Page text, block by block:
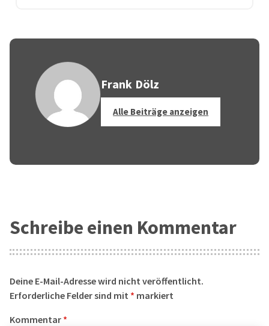
Frank Dölz
Alle Beiträge anzeigen
Schreibe einen Kommentar
Deine E-Mail-Adresse wird nicht veröffentlicht.
Erforderliche Felder sind mit * markiert
Kommentar *